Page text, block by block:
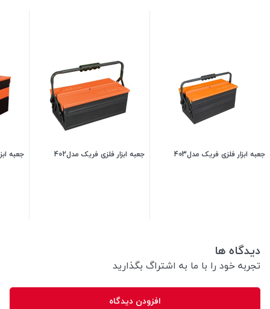
جعبه ابزار فلزی فریک مدل403 جعبه ابزار فلزی فریک مدل402 جعبه
دیدگاه ها
تجربه خود را با ما به اشتراگ بگذارید
افزودن دیدگاه